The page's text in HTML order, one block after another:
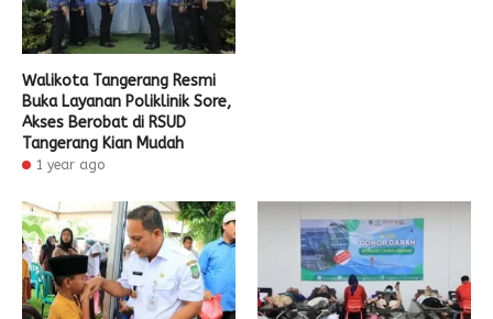
Walikota Tangerang Resmi
Buka Layanan Poliklinik Sore,
Akses Berobat di RSUD
Tangerang Kian Mudah
1 year ago